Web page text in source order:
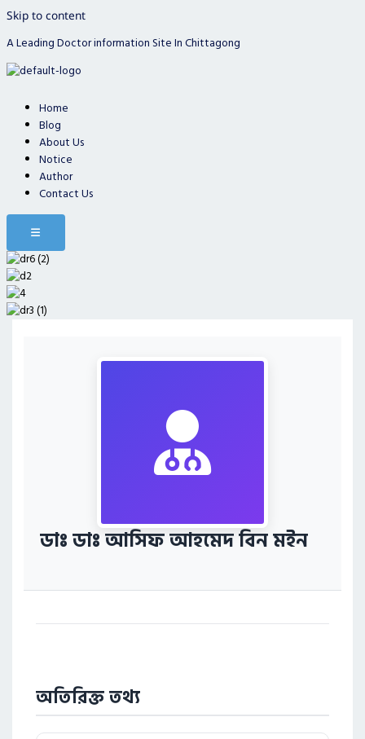
Skip to content
A Leading Doctor information Site In Chittagong
Home
Blog
About Us
Notice
Author
Contact Us
Hamburger Toggle Menu
ডাঃ ডাঃ আসিফ আহমেদ বিন মইন
অতিরিক্ত তথ্য